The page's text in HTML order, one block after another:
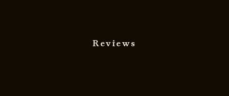
Reviews